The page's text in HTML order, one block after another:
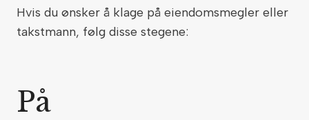
Hvis du ønsker å klage på eiendomsmegler eller
takstmann, følg disse stegene:
På